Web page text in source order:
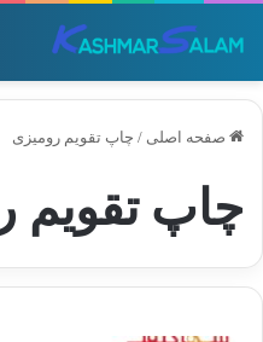
صفحه اصلی / چاپ تقویم رومیزی
چاپ تقویم